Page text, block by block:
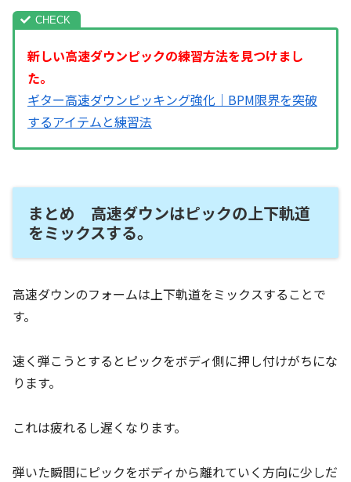
新しい高速ダウンピックの練習方法を見つけまし
た。
ギター高速ダウンピッキング強化｜BPM限界を突破
するアイテムと練習法
まとめ 高速ダウンはピックの上下軌道
をミックスする。
高速ダウンのフォームは上下軌道をミックスすることで
す。
速く弾こうとするとピックをボディ側に押し付けがちにな
ります。
これは疲れるし遅くなります。
弾いた瞬間にピックをボディから離れていく方向に少しだ